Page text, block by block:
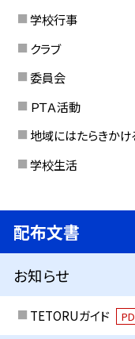
学校行事
クラブ
委員会
ＰＴＡ活動
地域にはたらきかけ
学校生活
配布文書
お知らせ
TETORUガイド